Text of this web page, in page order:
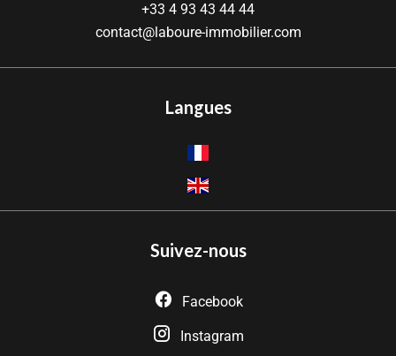
+33 4 93 43 44 44
contact@laboure-immobilier.com
Langues
Suivez-nous
Facebook
Instagram